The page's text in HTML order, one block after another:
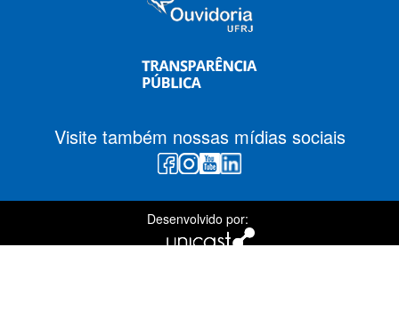
Visite também nossas mídias sociais
Desenvolvido por: